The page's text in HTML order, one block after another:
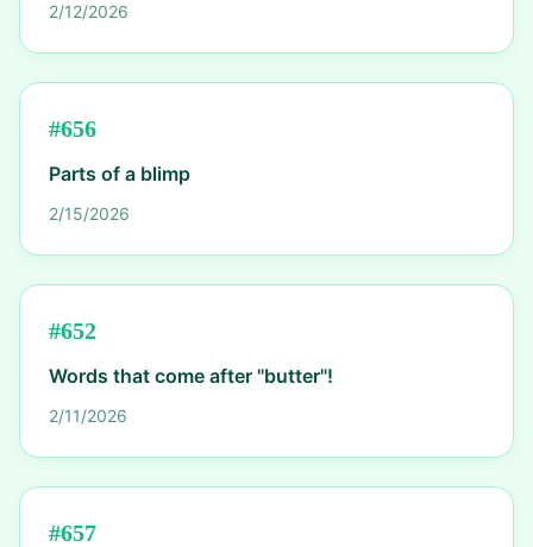
2/12/2026
#656
Parts of a blimp
2/15/2026
#652
Words that come after "butter"!
2/11/2026
#657